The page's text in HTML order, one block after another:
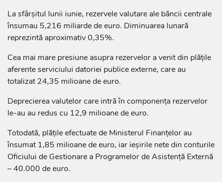
La sfârșitul lunii iunie, rezervele valutare ale băncii centrale
însumau 5,216 miliarde de euro. Diminuarea lunară
reprezintă aproximativ 0,35%.
Cea mai mare presiune asupra rezervelor a venit din plățile
aferente serviciului datoriei publice externe, care au
totalizat 24,35 milioane de euro.
Deprecierea valutelor care intră în componența rezervelor
le-au au redus cu 12,9 milioane de euro.
Totodată, plățile efectuate de Ministerul Finanțelor au
însumat 1,85 milioane de euro, iar ieșirile nete din conturile
Oficiului de Gestionare a Programelor de Asistență Externă
– 40.000 de euro.